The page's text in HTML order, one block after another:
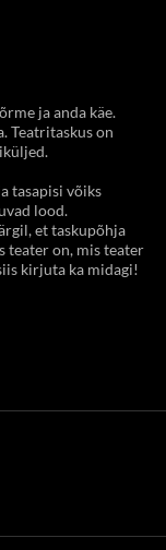
ja anda käe.
Teatritaskus on
tasapisi võiks
lood.
et taskupõhja
teater on, mis teater
kirjuta ka midagi!